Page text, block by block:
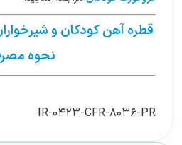
قطره آهن کودکان و
نحوه
IR-0423-CFR-8036-PR